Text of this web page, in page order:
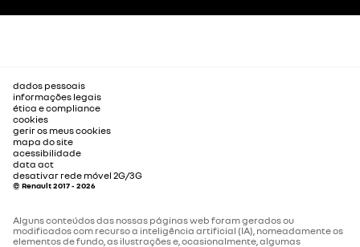
dados pessoais
informações legais
ética e compliance
cookies
gerir os meus cookies
mapa do site
acessibilidade
data act
desativar rede móvel 2G/3G
© Renault 2017 - 2026
Alguns conteúdos das nossas páginas web foram gerados ou
modificados com recurso a inteligência artificial (IA), nomeadamente os
elementos de fundo, as ilustrações e, ocasionalmente, algumas